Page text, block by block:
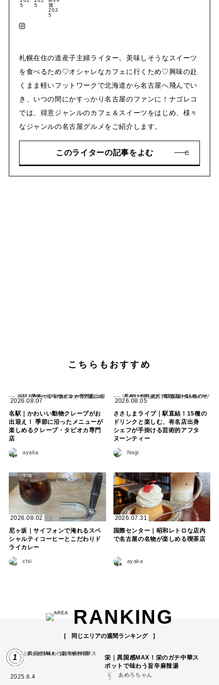
札幌在住の道産子主婦ライター。美味しそうなスイーツ
を食べるため♡オシャレなカフェに行くため♡興味の赴
くまま軽いフットワークで北海道から名古屋へ飛んでい
き、いつの間にかすっかり名古屋のファンに！ナゴレコ
では、得意ジャンルのカフェ＆スイーツをはじめ、様々
なジャンルの名古屋グルメをご紹介します。
このライターの記事をよむ
こちらもおすすめ
2026.08.07
名駅｜かわいい動物クレープがお
出迎え！ 季節に沿ったメニューが
楽しめるクレープ・タピオカ専門
店
ayaka
2026.08.05
ささしまライブ｜駅直結！15種の
ドリンクと楽しむ、有名店出身
シェフが手掛ける芸術的アフタ
ヌーンティー
Nagi
2026.08.02
尼ヶ坂｜サイフォンで淹れるスペ
シャルティコーヒーとこだわりド
ライカレー
chii
2026.07.31
国際センター｜昭和レトロな店内
で名古屋の名物が楽しめる喫茶店
ayaka
RANKING
同じエリアの週間ランキング
1
2025.6.4
栄｜異国感MAX！栄のガチ中華ス
ポットで味わう旨辛麻辣湯
あめろちゃん